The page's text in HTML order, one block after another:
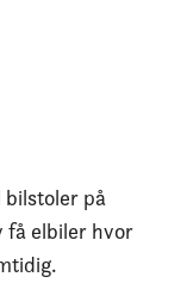
bilstoler på
få elbiler hvor